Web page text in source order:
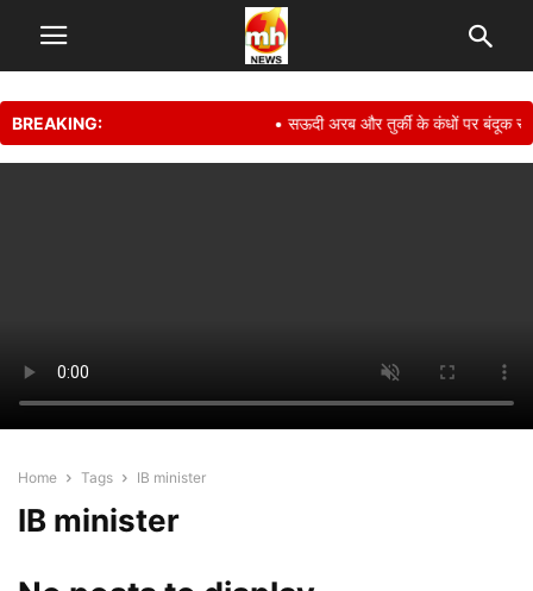
BREAKING: • सऊदी अरब और तुर्की के कंधों पर बंदूक
Home Tags IB minister
IB minister